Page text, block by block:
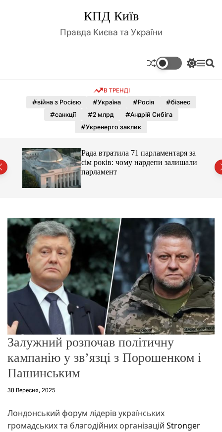
д
у
КПД Київ
Правда Києва та України
П
м
о
л
ь
г
о
р
е
ж
и
м
у
М П
В ТРЕНДІ
#війна з Росією #Україна #Росія
#бізнес
#санкції
#2 млрд
#Андрій Сибіга
#Укренерго заклик
Рада втратила 71 парламентаря за
сім років: чому нардепи залишали
парламент
Залужний розпочав політичну
кампанію у зв’язці з Порошенком і
Пашинським
30 Вересня, 2025
Лондонський форум лідерів українських
громадських та благодійних організацій Stronger